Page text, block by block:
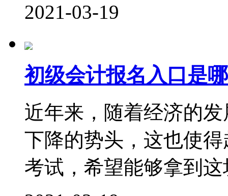
2021-03-19
初级会计报名入口是
近年来，随着经济的
下降的势头，这也使
考试，希望能够拿到